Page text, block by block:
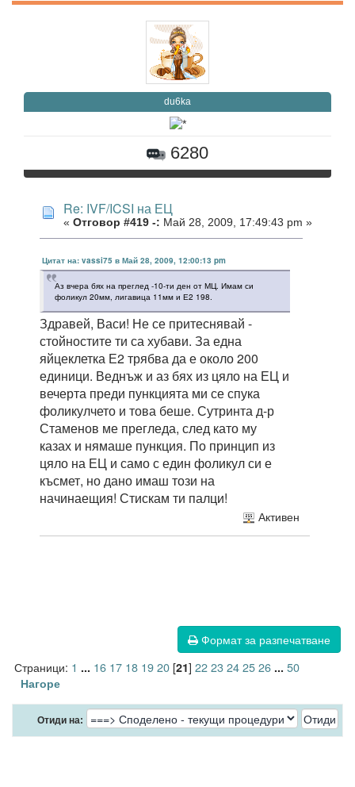
du6ka
6280
Re: IVF/ICSI на ЕЦ
« Отговор #419 -: Май 28, 2009, 17:49:43 pm »
Цитат на: vassi75 в Май 28, 2009, 12:00:13 pm
Аз вчера бях на преглед -10-ти ден от МЦ. Имам си
фоликул 20мм, лигавица 11мм и Е2 198.
Здравей, Васи! Не се притеснявай -
стойностите ти са хубави. За една
яйцеклетка Е2 трябва да е около 200
единици. Веднъж и аз бях из цяло на ЕЦ и
вечерта преди пункцията ми се спука
фоликулчето и това беше. Сутринта д-р
Стаменов ме прегледа, след като му
казах и нямаше пункция. По принцип из
цяло на ЕЦ и само с един фоликул си е
късмет, но дано имаш този на
начинаещия! Стискам ти палци!
Активен
Формат за разпечатване
Страници: 1 ... 16 17 18 1920[21] 2223242526 ... 50
Нагоре
Отиди на: